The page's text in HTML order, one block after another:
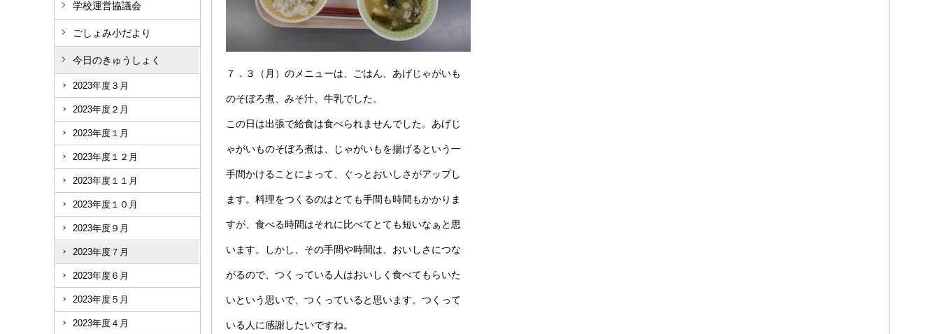
学校運営協議会
ごしょみ小だより
今日のきゅうしょく
2023年度３月
2023年度２月
2023年度１月
2023年度１２月
2023年度１１月
2023年度１０月
2023年度９月
2023年度７月
2023年度６月
2023年度５月
2023年度４月
７．３（月）のメニューは、ごはん、あげじゃがいも
のそぼろ煮、みそ汁、牛乳でした。
この日は出張で給食は食べられませんでした。あげじ
ゃがいものそぼろ煮は、じゃがいもを揚げるという一
手間かけることによって、ぐっとおいしさがアップし
ます。料理をつくるのはとても手間も時間もかかりま
すが、食べる時間はそれに比べてとても短いなぁと思
います。しかし、その手間や時間は、おいしさにつな
がるので、つくっている人はおいしく食べてもらいた
いという思いで、つくっていると思います。つくって
いる人に感謝したいですね。